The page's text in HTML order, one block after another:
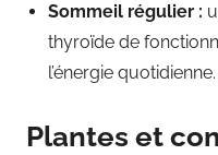
Sommeil régulier :
thyroïde de
l’énergie quotidienne.
Plantes et